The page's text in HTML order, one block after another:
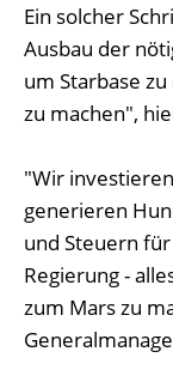
Ein solcher
Ausbau der
um Starbase
zu machen",
"Wir
generieren
und Steuern
Regierung -
zum Mars zu